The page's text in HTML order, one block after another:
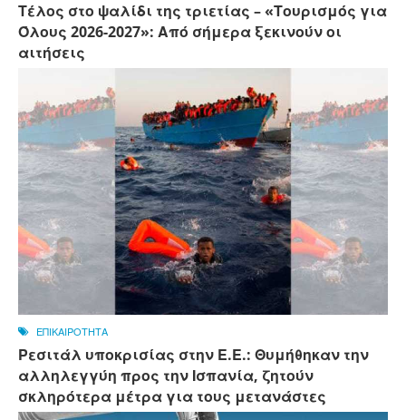
Τέλος στο ψαλίδι της τριετίας – «Τουρισμός για
Όλους 2026-2027»: Από σήμερα ξεκινούν οι
αιτήσεις
ΕΠΙΚΑΙΡΟΤΗΤΑ
Ρεσιτάλ υποκρισίας στην Ε.Ε.: Θυμήθηκαν την
αλληλεγγύη προς την Ισπανία, ζητούν
σκληρότερα μέτρα για τους μετανάστες